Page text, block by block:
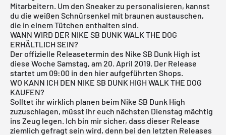
Mitarbeitern. Um den Sneaker zu personalisieren, kannst
du die weißen Schnürsenkel mit braunen austauschen,
die in einem Tütchen enthalten sind.
WANN WIRD DER NIKE SB DUNK WALK THE DOG
ERHÄLTLICH SEIN?
Der offizielle Releasetermin des Nike SB Dunk High ist
diese Woche Samstag, am 20. April 2019. Der Release
startet um 09:00 in den hier aufgeführten Shops.
WO KANN ICH DEN NIKE SB DUNK HIGH WALK THE DOG
KAUFEN?
Solltet ihr wirklich planen beim Nike SB Dunk High
zuzuschlagen, müsst ihr euch nächsten Dienstag mächtig
ins Zeug legen. Ich bin mir sicher, dass dieser Release
ziemlich gefragt sein wird, denn bei den letzten Releases